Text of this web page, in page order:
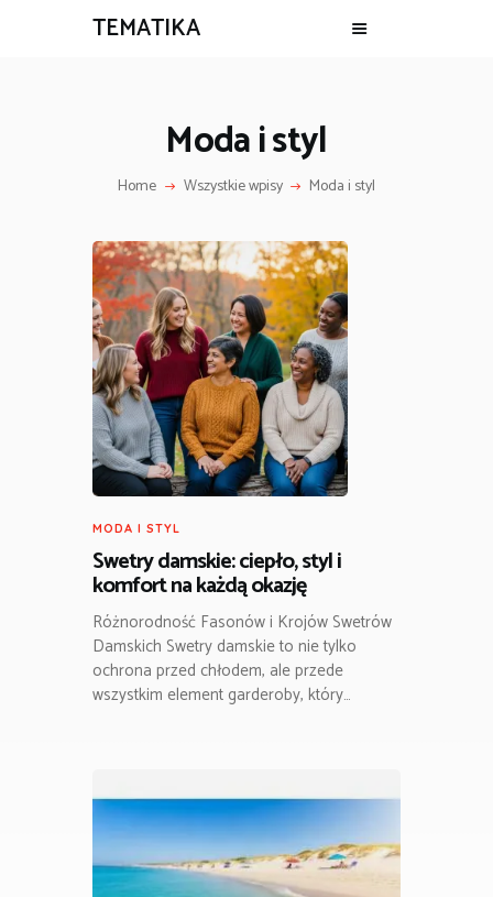
TEMATIKA
Moda i styl
Home Wszystkie wpisy Moda i styl
MODA I STYL
Swetry damskie: ciepło, styl i
komfort na każdą okazję
Różnorodność Fasonów i Krojów Swetrów
Damskich Swetry damskie to nie tylko
ochrona przed chłodem, ale przede
wszystkim element garderoby, który…